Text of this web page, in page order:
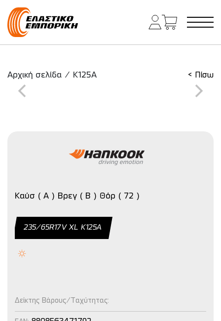
Κύρια πλοήγηση
Αρχική σελίδα / K125A < Πίσω
Καύσ ( A ) Βρεγ ( B ) Θόρ ( 72 )
235/65R17V XL K125A
Δείκτης Βάρους/Ταχύτητας: